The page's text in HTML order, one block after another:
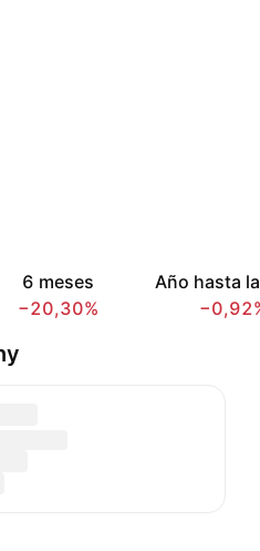
6 meses
−20,30%
Año hasta